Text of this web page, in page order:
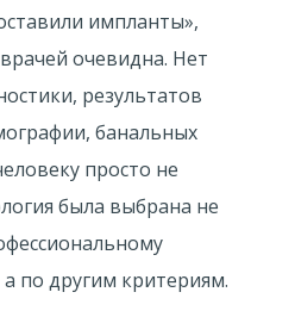
импланты»,
очевидна. Нет
результатов
банальных
просто не
была выбрана не
по другим критериям.